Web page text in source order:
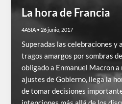
La hora de Francia
4ASIA • 26 junio, 2017
Superadas las celebraciones y
tragos amargos por sombras
obligado a Enmanuel Macron
ajustes de Gobierno, llega la
de tomar decisiones